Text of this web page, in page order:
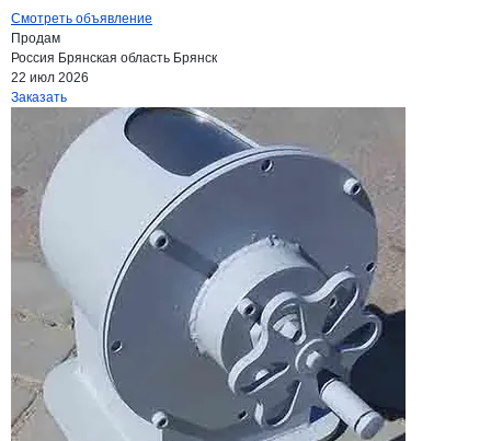
Смотреть объявление
Продам
Россия Брянская область Брянск
22 июл 2026
Заказать